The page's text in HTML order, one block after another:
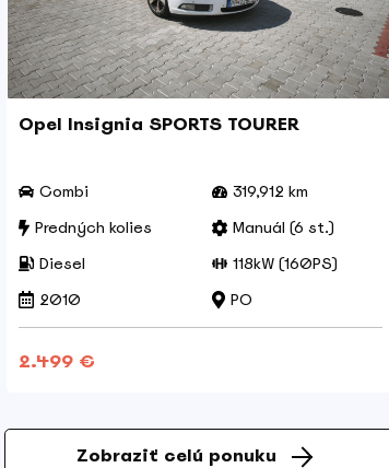
Opel Insignia SPORTS TOURER
Combi
319,912 km
Predných kolies
Manuál (6 st.)
Diesel
118kW (160PS)
2010
PO
2.499 €
Zobraziť celú ponuku